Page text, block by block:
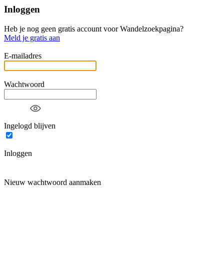
Inloggen
Heb je nog geen gratis account voor Wandelzoekpagina?
Meld je gratis aan
E-mailadres
Wachtwoord
Ingelogd blijven
Inloggen
Nieuw wachtwoord aanmaken